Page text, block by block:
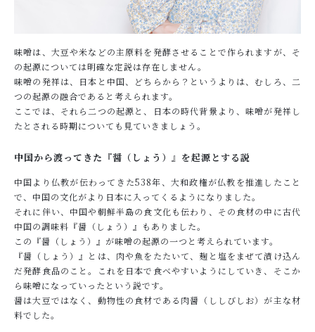
味噌は、大豆や米などの主原料を発酵させることで作られますが、そ
の起源については明確な定説は存在しません。
味噌の発祥は、日本と中国、どちらから？というよりは、むしろ、二
つの起源の融合であると考えられます。
ここでは、それら二つの起源と、日本の時代背景より、味噌が発祥し
たとされる時期についても見ていきましょう。
中国から渡ってきた『醤（しょう）』を起源とする説
中国より仏教が伝わってきた538年、大和政権が仏教を推進したこと
で、中国の文化がより日本に入ってくるようになりました。
それに伴い、中国や朝鮮半島の食文化も伝わり、その食材の中に古代
中国の調味料『醤（しょう）』もありました。
この『醤（しょう）』が味噌の起源の一つと考えられています。
『醤（しょう）』とは、肉や魚をたたいて、麹と塩をまぜて漬け込ん
だ発酵食品のこと。これを日本で食べやすいようにしていき、そこか
ら味噌になっていったという説です。
醤は大豆ではなく、動物性の食材である肉醤（ししびしお）が主な材
料でした。